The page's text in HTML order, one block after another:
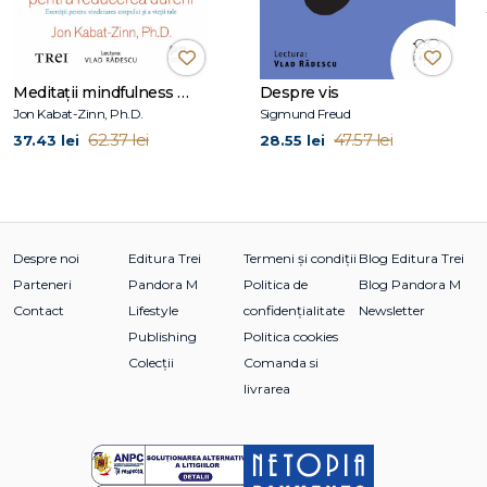
Meditații mindfulness pentru reducerea durerii
Jon Kabat-Zinn, Ph.D.
37.43 lei 62.37 lei
Despre vis
Sigmund Freud
28.55 lei 47.57 lei
Despre noi
Parteneri
Contact
Editura Trei
Pandora M
Lifestyle
Publishing
Colecții
Termeni și condiții
Politica de
confidențialitate
Politica cookies
Comanda si
livrarea
Blog Editura Trei
Blog Pandora M
Newsletter